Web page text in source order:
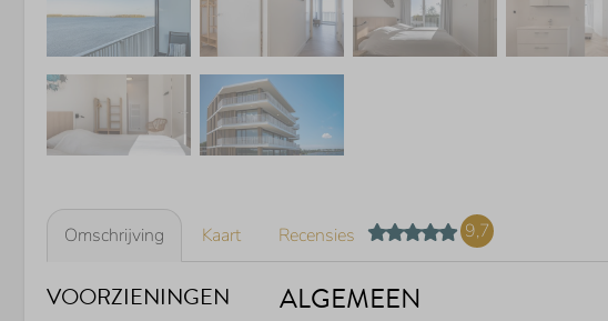
Omschrijving Kaart Recensies 9,7
VOORZIENINGEN ALGEMEEN